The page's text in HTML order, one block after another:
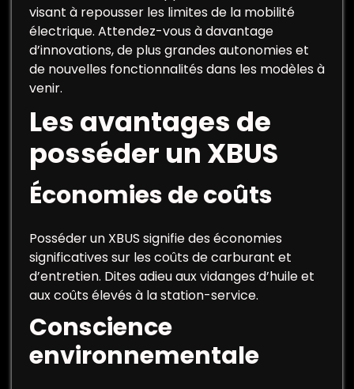
visant à repousser les limites de la mobilité
électrique. Attendez-vous à davantage
d’innovations, de plus grandes autonomies et
de nouvelles fonctionnalités dans les modèles à
venir.
Les avantages de
posséder un XBUS
Économies de coûts
Posséder un XBUS signifie des économies
significatives sur les coûts de carburant et
d’entretien. Dites adieu aux vidanges d’huile et
aux coûts élevés à la station-service.
Conscience
environnementale